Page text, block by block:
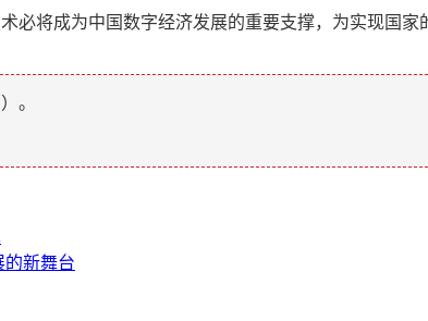
必将成为中国数字经济发展的重要支撑，为实现国
）。
的新舞台